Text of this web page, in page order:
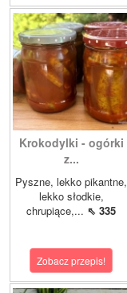
Krokodylki - ogórki
z...
Pyszne, lekko pikantne,
lekko słodkie,
chrupiące,... ⇖ 335
Zobacz przepis!